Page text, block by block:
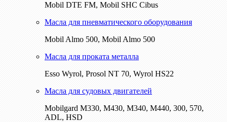
Mobil DTE FM, Mobil SHC Cibus
Масла для пневматического оборудования
Mobil Almo 500, Mobil Almo 500
Масла для проката металла
Esso Wyrol, Prosol NT 70, Wyrol HS22
Масла для судовых двигателей
Mobilgard M330, M430, M340, M440, 300, 570,
ADL, HSD